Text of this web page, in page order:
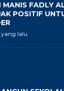
MANIS FADLY
POSITIF
lalu